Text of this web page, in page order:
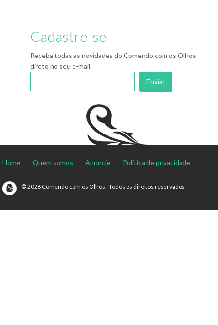
Cadastre-se
Receba todas as novidades do Comendo com os Olhos
direto no seu e-mail.
Home Quem somos Anuncie Política de privacidade
© 2026 Comendo com os Olhos - Todos os direitos reservados